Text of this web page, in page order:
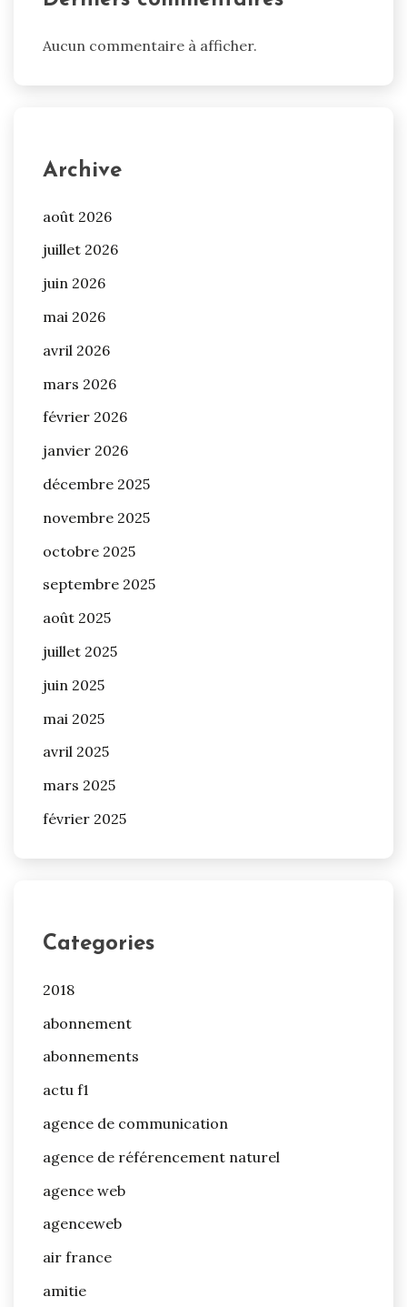
Aucun commentaire à afficher.
Archive
août 2026
juillet 2026
juin 2026
mai 2026
avril 2026
mars 2026
février 2026
janvier 2026
décembre 2025
novembre 2025
octobre 2025
septembre 2025
août 2025
juillet 2025
juin 2025
mai 2025
avril 2025
mars 2025
février 2025
Categories
2018
abonnement
abonnements
actu f1
agence de communication
agence de référencement naturel
agence web
agenceweb
air france
amitie